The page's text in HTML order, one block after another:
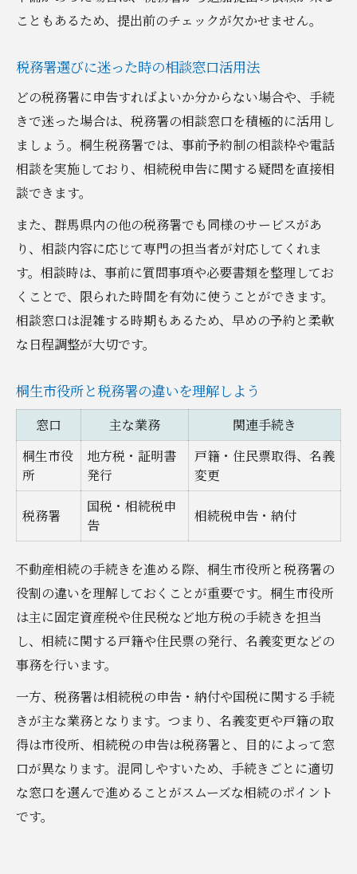
こともあるため、提出前のチェックが欠かせません。
税務署選びに迷った時の相談窓口活用法
どの税務署に申告すればよいか分からない場合や、手続
きで迷った場合は、税務署の相談窓口を積極的に活用し
ましょう。桐生税務署では、事前予約制の相談枠や電話
相談を実施しており、相続税申告に関する疑問を直接相
談できます。
また、群馬県内の他の税務署でも同様のサービスがあ
り、相談内容に応じて専門の担当者が対応してくれま
す。相談時は、事前に質問事項や必要書類を整理してお
くことで、限られた時間を有効に使うことができます。
相談窓口は混雑する時期もあるため、早めの予約と柔軟
な日程調整が大切です。
桐生市役所と税務署の違いを理解しよう
窓口 主な業務
関連手続き
桐生市役
所
地方税・証明書
発行
戸籍・住民票取得、名義
変更
税務署
国税・相続税申
告
相続税申告・納付
不動産相続の手続きを進める際、桐生市役所と税務署の
役割の違いを理解しておくことが重要です。桐生市役所
は主に固定資産税や住民税など地方税の手続きを担当
し、相続に関する戸籍や住民票の発行、名義変更などの
事務を行います。
一方、税務署は相続税の申告・納付や国税に関する手続
きが主な業務となります。つまり、名義変更や戸籍の取
得は市役所、相続税の申告は税務署と、目的によって窓
口が異なります。混同しやすいため、手続きごとに適切
な窓口を選んで進めることがスムーズな相続のポイント
です。